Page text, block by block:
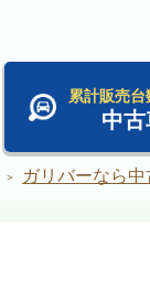
累計販売
中
ガリバーなら